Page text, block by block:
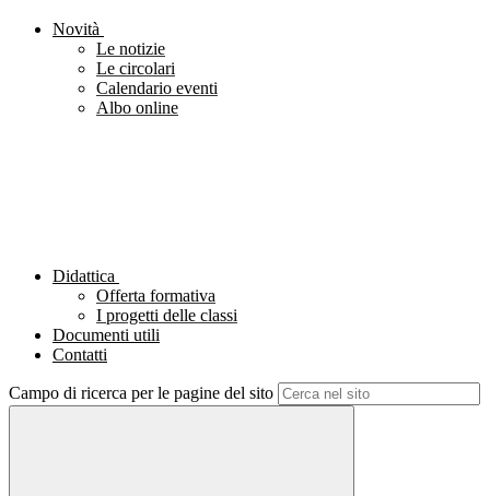
Novità
Le notizie
Le circolari
Calendario eventi
Albo online
Didattica
Offerta formativa
I progetti delle classi
Documenti utili
Contatti
Campo di ricerca per le pagine del sito